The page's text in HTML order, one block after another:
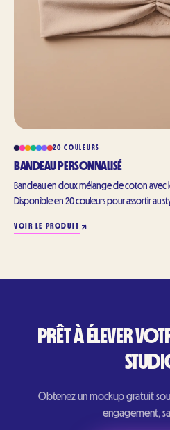
20 COULEURS
BANDEAU PERSONNALISÉ
Bandeau en doux mélange de coton avec
Disponible en 20 couleurs pour assortir au
VOIR LE PRODUIT
PRÊT À ÉLEVER
Obtenez un mockup gratuit
engagement,